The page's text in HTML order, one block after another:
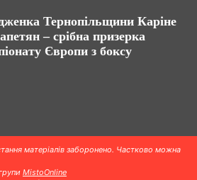
Тернопільщини Каріне
– срібна призерка
Європи з боксу
матеріалів заборонено. Частково можна
MistoOnline